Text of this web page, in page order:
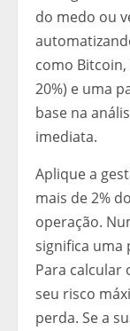
do medo ou
como
20%) e uma
base na
imediata.
Aplique a
mais de 2%
operação.
significa uma
Para calcular
seu risco
perda. Se a